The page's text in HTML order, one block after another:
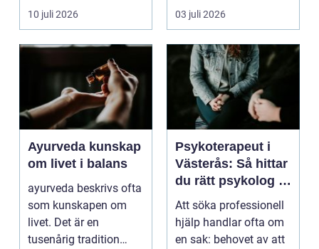
försämras, leendet
förändras och m...
10 juli 2026
dåligt. Axl...
03 juli 2026
Ayurveda kunskap
om livet i balans
ayurveda beskrivs ofta
som kunskapen om
livet. Det är en
tusenårig tradition
Psykoterapeut i
Västerås: Så hittar
du rätt psykolog i
Västerås för
samtal och terapi
Att söka professionell
hjälp handlar ofta om
en sak: behovet av att